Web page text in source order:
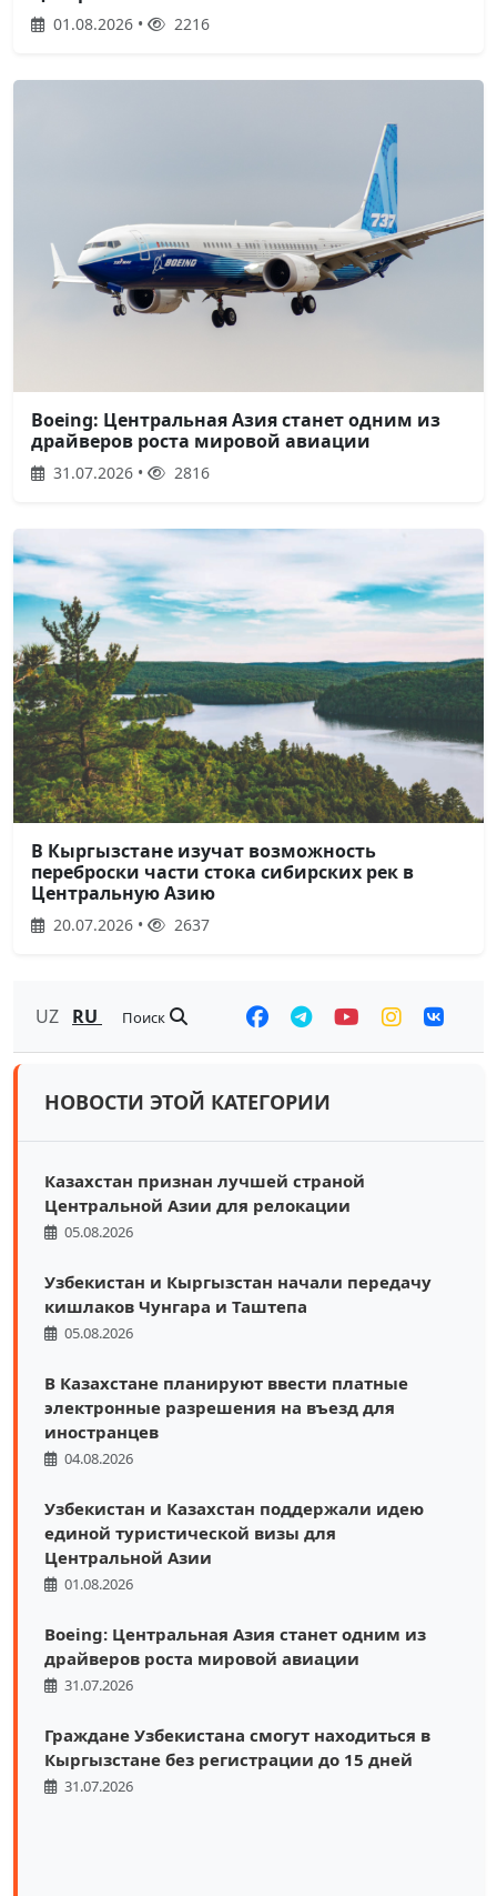
01.08.2026 • 2216
Boeing: Центральная Азия станет одним из
драйверов роста мировой авиации
31.07.2026 • 2816
В Кыргызстане изучат возможность
переброски части стока сибирских рек в
Центральную Азию
20.07.2026 • 2637
UZ RU Поиск
НОВОСТИ ЭТОЙ КАТЕГОРИИ
Казахстан признан лучшей страной
Центральной Азии для релокации
05.08.2026
Узбекистан и Кыргызстан начали передачу
кишлаков Чунгара и Таштепа
05.08.2026
В Казахстане планируют ввести платные
электронные разрешения на въезд для
иностранцев
04.08.2026
Узбекистан и Казахстан поддержали идею
единой туристической визы для
Центральной Азии
01.08.2026
Boeing: Центральная Азия станет одним из
драйверов роста мировой авиации
31.07.2026
Граждане Узбекистана смогут находиться в
Кыргызстане без регистрации до 15 дней
31.07.2026